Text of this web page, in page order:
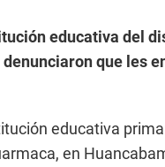
educativa del
que les
educativa
en